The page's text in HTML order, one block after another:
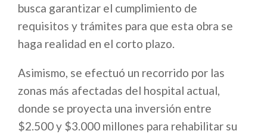
busca garantizar el cumplimiento de
requisitos y trámites para que esta obra se
haga realidad en el corto plazo.
Asimismo, se efectuó un recorrido por las
zonas más afectadas del hospital actual,
donde se proyecta una inversión entre
$2.500 y $3.000 millones para rehabilitar su